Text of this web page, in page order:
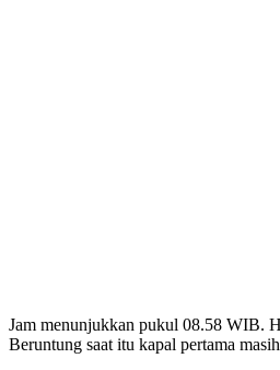
Jam menunjukkan pukul 08.58 WIB.
Beruntung saat itu kapal pertama